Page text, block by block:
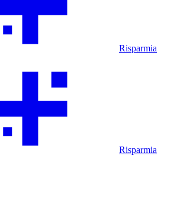
Risparmia
Risparmia